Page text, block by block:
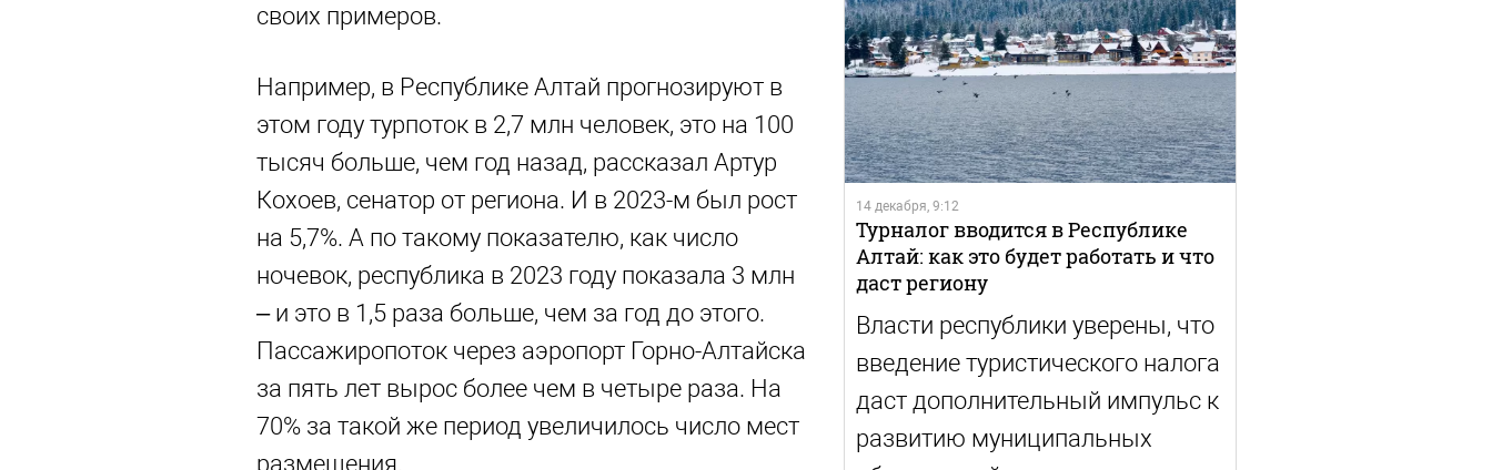
14 декабря, 9:12
Турналог вводится в Республике
Алтай: как это будет работать и что
даст региону
Власти республики уверены, что
введение туристического налога
даст дополнительный импульс к
развитию муниципальных
своих примеров.
Например, в Республике Алтай прогнозируют в
этом году турпоток в 2,7 млн человек, это на 100
тысяч больше, чем год назад, рассказал Артур
Кохоев, сенатор от региона. И в 2023-м был рост
на 5,7%. А по такому показателю, как число
ночевок, республика в 2023 году показала 3 млн
– и это в 1,5 раза больше, чем за год до этого.
Пассажиропоток через аэропорт Горно-Алтайска
за пять лет вырос более чем в четыре раза. На
70% за такой же период увеличилось число мест
размещения.